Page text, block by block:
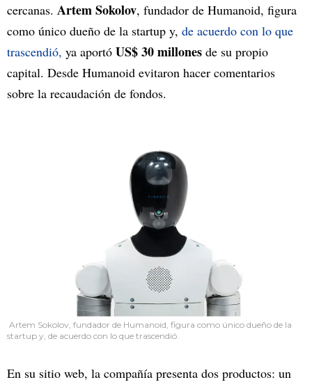
cercanas. Artem Sokolov, fundador de Humanoid, figura
como único dueño de la startup y, de acuerdo con lo que
trascendió, ya aportó US$ 30 millones de su propio
capital. Desde Humanoid evitaron hacer comentarios
sobre la recaudación de fondos.
Artem Sokolov, fundador de Humanoid, figura como único dueño de la
startup y, de acuerdo con lo que trascendió.
En su sitio web, la compañía presenta dos productos: un